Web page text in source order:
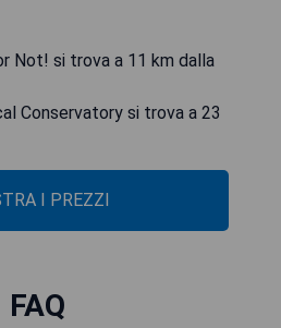
Not! si trova a 11 km dalla
Conservatory si trova a 23
I PREZZI
FAQ